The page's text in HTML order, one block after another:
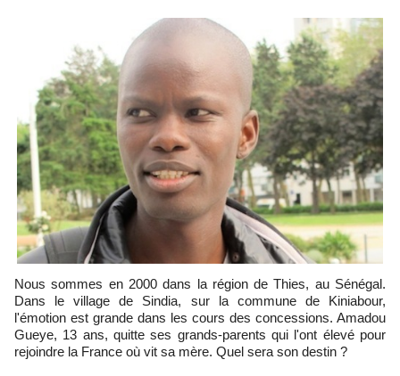
Nous sommes en 2000 dans la région de Thies, au Sénégal.
Dans le village de Sindia, sur la commune de Kiniabour,
l'émotion est grande dans les cours des concessions. Amadou
Gueye, 13 ans, quitte ses grands-parents qui l'ont élevé pour
rejoindre la France où vit sa mère. Quel sera son destin ?